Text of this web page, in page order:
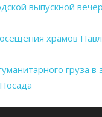
выпускной
храмов
груза